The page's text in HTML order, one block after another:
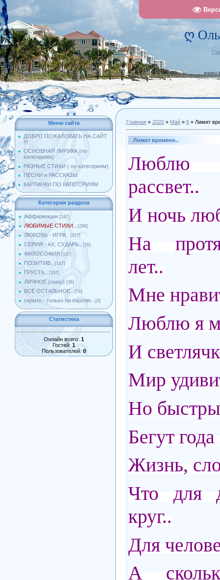
ღ
Меню сайта
ДОБРО ПОЖАЛОВАТЬ НА САЙТ
!!!
ОСНОВНАЯ ЛИРИКА (по
категориям)
РАЗНЫЕ СТИХИ ( по категориям)
ПЕСНИ и РАССКАЗЫ
КАРТИНКИ ПО КАТЕГОРИЯМ
Категории раздела
Аффирмации [147]
ЛЮБИМЫЕ СТИХИ.. [298]
ЛЮБОВЬ - ИГРА.. [427]
СЕРИЯ - АХ, СУДАРЬ.. [26]
ФИЛОСОФИЯ [147]
ПОЗИТИВ.. [147]
ГРУСТЬ.. [357]
ЛИЧНОЕ (сыну) [36]
ВСЁ ОСТАЛЬНОЕ.. [76]
скрыто - только по паролю.. [0]
Статистика
Онлайн всего: 1
Гостей: 1
Пользователей: 0
Главная » 2020 » Май » 6 » Лимит
Лимит времени..
Люблю
рассвет..
И ночь
На
лет..
Мне
Люблю я
И
Мир
Но
Бегут
Жизнь,
Что для
круг..
Для
А